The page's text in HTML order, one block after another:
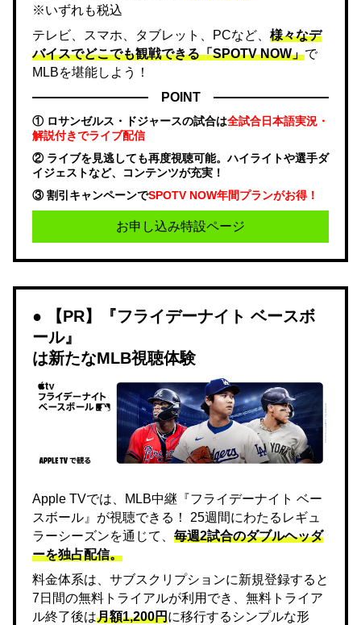
※いずれも税込
テレビ、スマホ、タブレット、PCなど、 様々なデ
バイスでどこでも観戦できる「SPOTV NOW」で
MLBを堪能しよう！
POINT
① ロサンゼルス・ドジャースの試合は全試合日本語実況・
解説付きでライブ配信
② ライブを見逃しても再度視聴可能。ハイライトや選手ダ
イジェストなど、コンテンツが充実！
③ 割引キャンペーンでSPOTV NOW年間プランがお得！
お申し込み特設ページ
【PR】『フライデーナイト ベースボ
ール』
は新たなMLB視聴体験
Apple TVでは、MLB中継『フライデーナイト ベー
スボール』が視聴できる！ 25週間にわたるレギュ
ラーシーズンを通じて、 毎週2試合のダブルヘッダ
ーを独占配信。
料金体系は、サブスクリプションに新規登録すると
7日間の無料トライアルが利用でき、無料トライア
ル終了後は月額1,200円に移行するシンプルな形